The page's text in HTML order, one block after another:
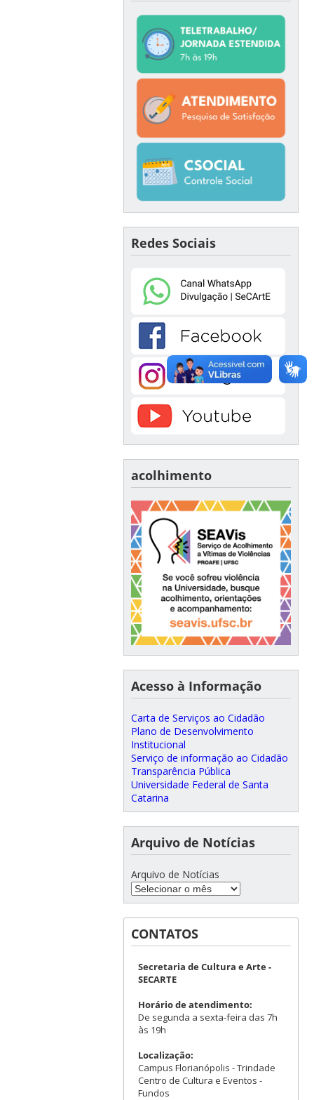
Redes Sociais
acolhimento
Acesso à Informação
Carta de Serviços ao Cidadão
Plano de Desenvolvimento
Institucional
Serviço de informação ao Cidadão
Transparência Pública
Universidade Federal de Santa
Catarina
Arquivo de Notícias
Arquivo de Notícias
CONTATOS
Secretaria de Cultura e Arte -
SECARTE
Horário de atendimento:
De segunda a sexta-feira das 7h
às 19h
Localização:
Campus Florianópolis - Trindade
Centro de Cultura e Eventos -
Fundos